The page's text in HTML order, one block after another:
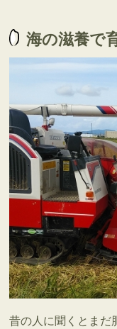
海の滋養で
昔の人に聞くとまだ